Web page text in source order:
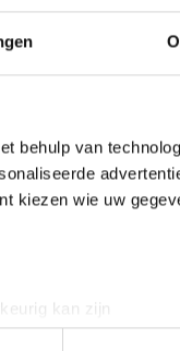
behulp van
kiezen wie uw
kan zijn
(fingerprinting)